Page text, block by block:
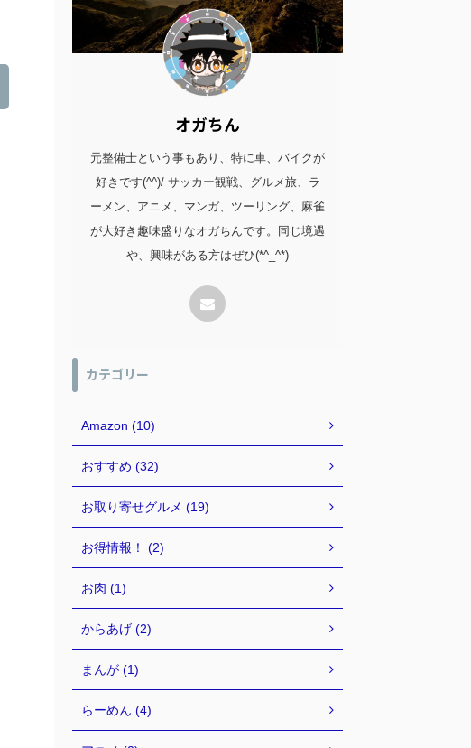
オガちん
元整備士という事もあり、特に車、バイクが
好きです(^^)/ サッカー観戦、グルメ旅、ラ
ーメン、アニメ、マンガ、ツーリング、麻雀
が大好き趣味盛りなオガちんです。同じ境遇
や、興味がある方はぜひ(*^_^*)
カテゴリー
Amazon (10)
おすすめ (32)
お取り寄せグルメ (19)
お得情報！ (2)
お肉 (1)
からあげ (2)
まんが (1)
らーめん (4)